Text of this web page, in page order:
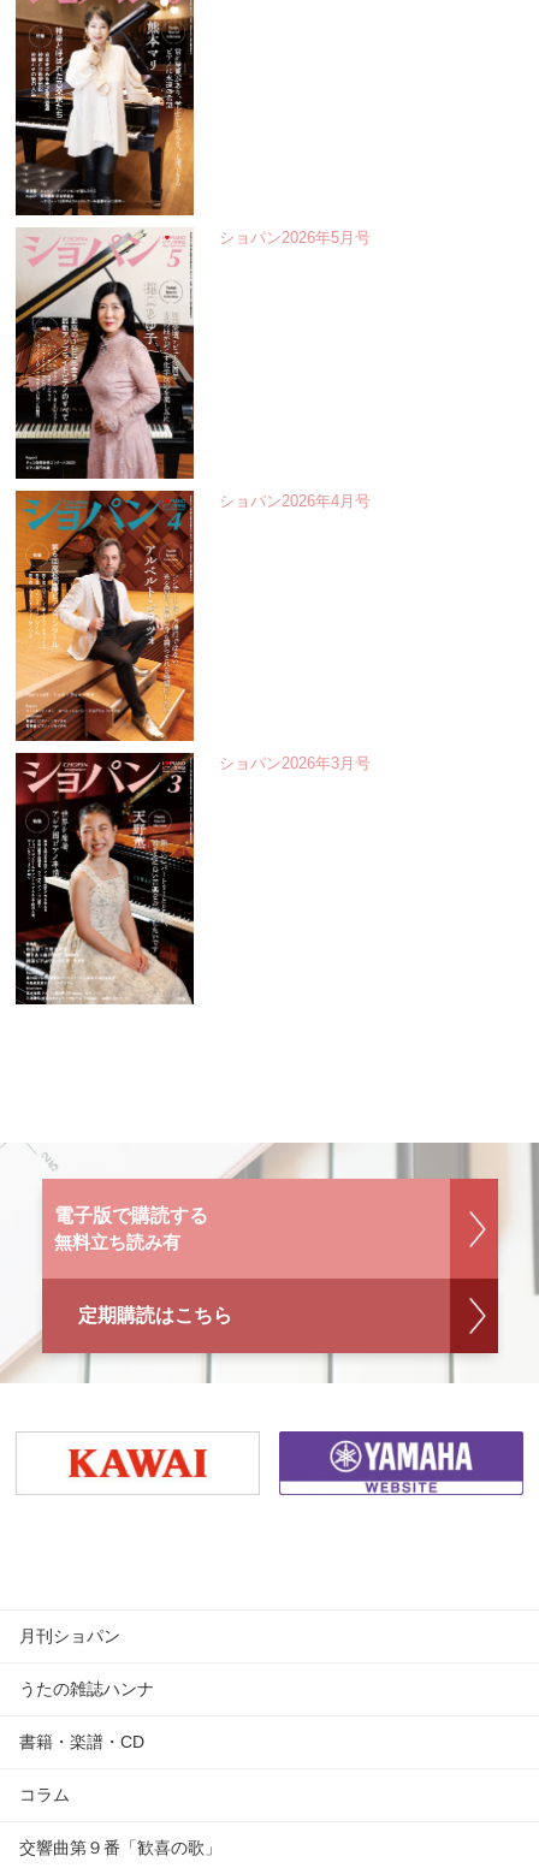
ショパン2026年5月号
ショパン2026年4月号
ショパン2026年3月号
電子版で購読する
無料立ち読み有
定期購読はこちら
月刊ショパン
うたの雑誌ハンナ
書籍・楽譜・CD
コラム
交響曲第９番「歓喜の歌」